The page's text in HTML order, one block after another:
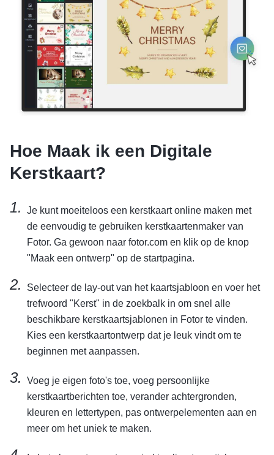
Hoe Maak ik een Digitale
Kerstkaart?
Je kunt moeiteloos een kerstkaart online maken met
de eenvoudig te gebruiken kerstkaartenmaker van
Fotor. Ga gewoon naar fotor.com en klik op de knop
"Maak een ontwerp" op de startpagina.
Selecteer de lay-out van het kaartsjabloon en voer het
trefwoord "Kerst" in de zoekbalk in om snel alle
beschikbare kerstkaartsjablonen in Fotor te vinden.
Kies een kerstkaartontwerp dat je leuk vindt om te
beginnen met aanpassen.
Voeg je eigen foto's toe, voeg persoonlijke
kerstkaartberichten toe, verander achtergronden,
kleuren en lettertypen, pas ontwerpelementen aan en
meer om het uniek te maken.